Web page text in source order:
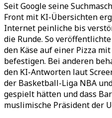
Seit Google seine
Front mit KI-Übersichten
Internet peinliche bis
die Runde. So
den Käse auf einer Pizza
befestigen. Bei anderen
den KI-Antworten laut
der Basketball-Liga NBA
gespielt hätten und dass
muslimische Präsident der